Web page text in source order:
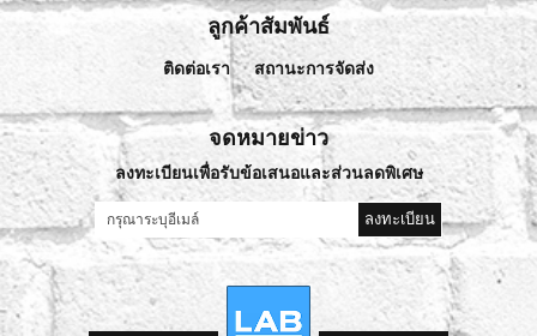
ลูกค้าสัมพันธ์
ติดต่อเรา สถานะการจัดส่ง
จดหมายข่าว
ลงทะเบียนเพื่อรับข้อเสนอและส่วนลดพิเศษ
ลงทะเบียน